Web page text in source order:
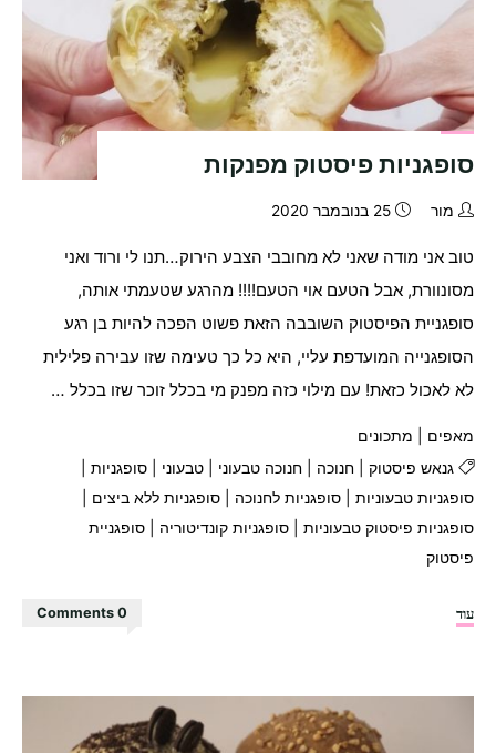
סופגניות פיסטוק מפנקות
מור 25 בנובמבר 2020
טוב אני מודה שאני לא מחובבי הצבע הירוק…תנו לי ורוד ואני
מסונוורת, אבל הטעם אוי הטעם!!!! מהרגע שטעמתי אותה,
סופגניית הפיסטוק השובבה הזאת פשוט הפכה להיות בן רגע
הסופגנייה המועדפת עליי, היא כל כך טעימה שזו עבירה פלילית
לא לאכול כזאת! עם מילוי כזה מפנק מי בכלל זוכר שזו בכלל …
מאפים
מתכונים
גנאש פיסטוק| חנוכה חנוכה טבעוני טבעוני סופגניות|
סופגניות טבעוניות |סופגניות לחנוכה |סופגניות ללא ביצים
סופגניות פיסטוק טבעוניות |סופגניות קונדיטוריה |סופגניית
פיסטוק
עוד"סופגניות
0 Comments